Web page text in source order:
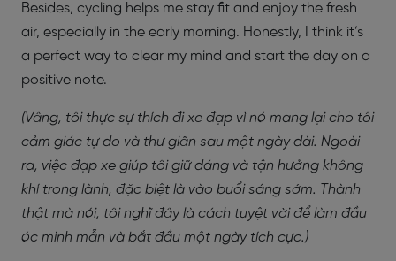
Besides, cycling helps me stay fit and enjoy the fresh
air, especially in the early morning. Honestly, I think it’s
a perfect way to clear my mind and start the day on a
positive note.
(Vâng, tôi thực sự thích đi xe đạp vì nó mang lại cho tôi
cảm giác tự do và thư giãn sau một ngày dài. Ngoài
ra, việc đạp xe giúp tôi giữ dáng và tận hưởng không
khí trong lành, đặc biệt là vào buổi sáng sớm. Thành
thật mà nói, tôi nghĩ đây là cách tuyệt vời để làm đầu
óc minh mẫn và bắt đầu một ngày tích cực.)